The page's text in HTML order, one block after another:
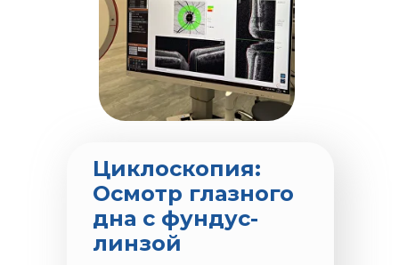
Циклоскопия:
Осмотр глазного
дна с фундус-
линзой